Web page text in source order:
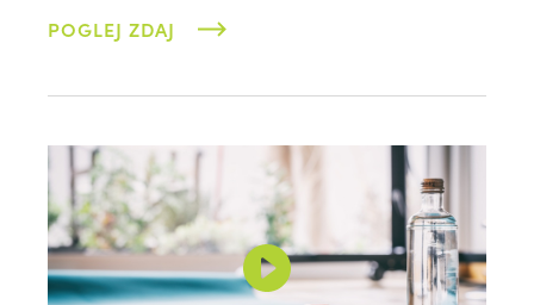
POGLEJ ZDAJ